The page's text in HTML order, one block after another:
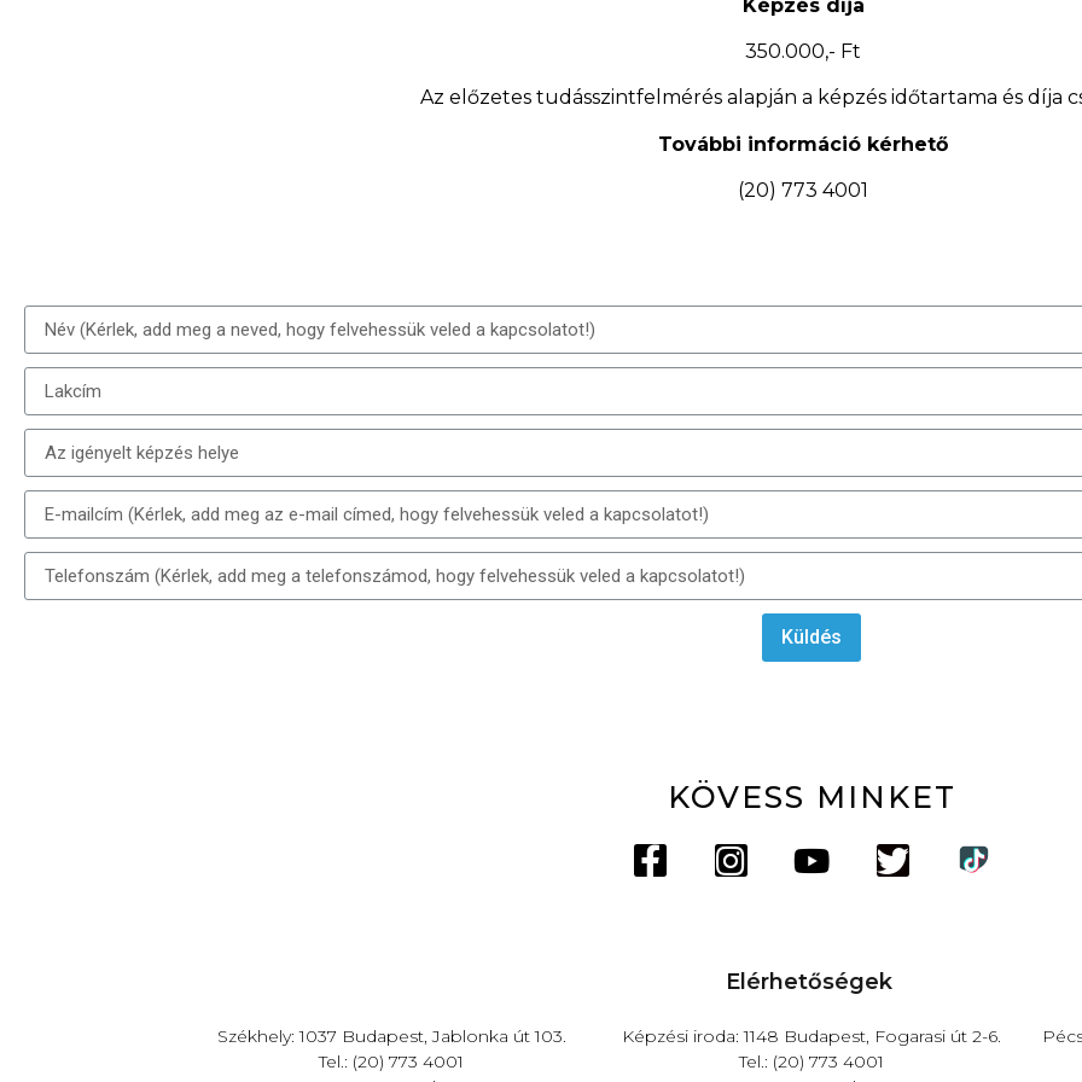
Képzés díja
350.000,- Ft
Az előzetes tudásszintfelmérés alapján a képzés időtartama és díja
További információ kérhető
(20) 773 4001
Küldés
KÖVESS MINKET
Elérhetőségek
Székhely: 1037 Budapest, Jablonka út 103.
Tel.: (20) 773 4001
Képzési iroda: 1148 Budapest, Fogarasi út 2-6.
Tel.: (20) 773 4001